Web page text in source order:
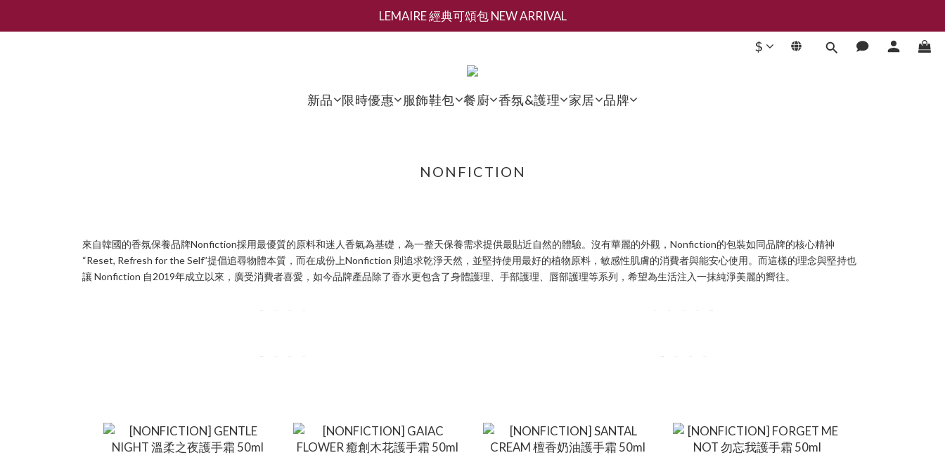
新會員募集現領抵用千元購物金
LEMAIRE 經典可頌包 NEW ARRIVAL
新會員募集現領抵用千元購物金
$
新品 限時優惠 服飾鞋包 餐廚 香氛&護理 家居 品牌
NONFICTION
來自韓國的香氛保養品牌Nonfiction採用最優質的原料和迷人香氣為基礎，為一整天保養需求提供最貼近自然的體驗。沒有華麗的外觀，Nonfiction的包裝如同品牌的核心精神
“Reset, Refresh for the Self”提倡追尋物體本質，而在成份上Nonfiction 則追求乾淨天然，並堅持使用最好的植物原料，敏感性肌膚的消費者與能安心使用。而這樣的理念與堅持也
讓 Nonfiction 自2019年成立以來，廣受消費者喜愛，如今品牌產品除了香水更包含了身體護理、手部護理、唇部護理等系列，希望為生活注入一抹純淨美麗的嚮往。